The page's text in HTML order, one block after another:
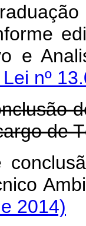
nº
de
2014)